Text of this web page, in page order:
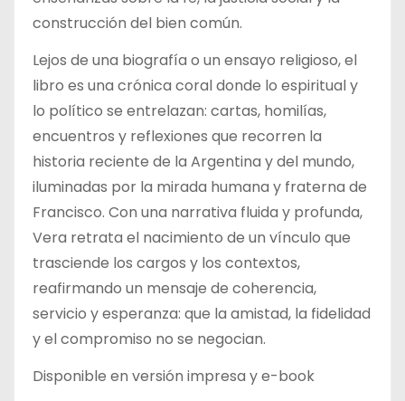
construcción del bien común.
Lejos de una biografía o un ensayo religioso, el
libro es una crónica coral donde lo espiritual y
lo político se entrelazan: cartas, homilías,
encuentros y reflexiones que recorren la
historia reciente de la Argentina y del mundo,
iluminadas por la mirada humana y fraterna de
Francisco. Con una narrativa fluida y profunda,
Vera retrata el nacimiento de un vínculo que
trasciende los cargos y los contextos,
reafirmando un mensaje de coherencia,
servicio y esperanza: que la amistad, la fidelidad
y el compromiso no se negocian.
Disponible en versión impresa y e-book